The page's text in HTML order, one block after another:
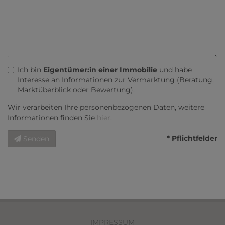
Ich bin Eigentümer:in einer Immobilie und habe
Interesse an Informationen zur Vermarktung (Beratung,
Marktüberblick oder Bewertung).
Wir verarbeiten Ihre personenbezogenen Daten, weitere
Informationen finden Sie hier.
Senden * Pflichtfelder
IMPRESSUM